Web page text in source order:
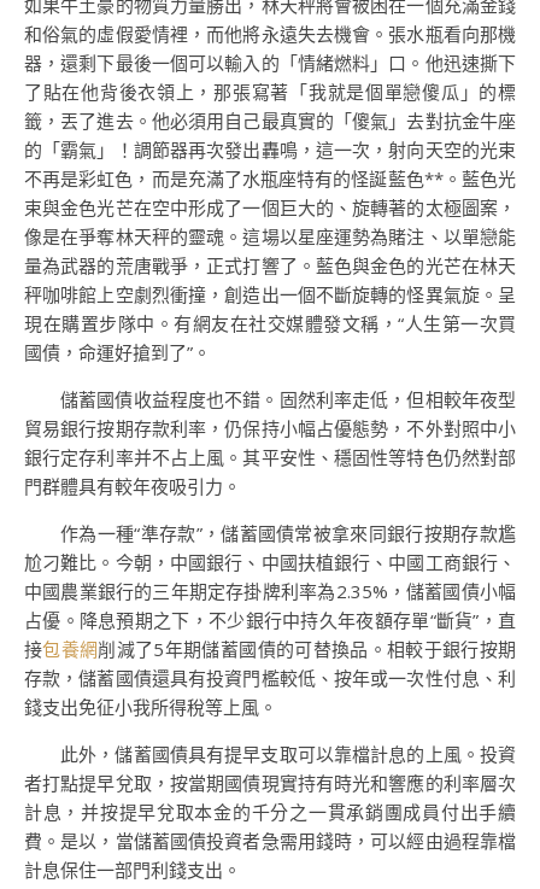
如果牛土豪的物質力量勝出，林天秤將會被困在一個充滿金錢
和俗氣的虛假愛情裡，而他將永遠失去機會。張水瓶看向那機
器，還剩下最後一個可以輸入的「情緒燃料」口。他迅速撕下
了貼在他背後衣領上，那張寫著「我就是個單戀傻瓜」的標
籤，丟了進去。他必須用自己最真實的「傻氣」去對抗金牛座
的「霸氣」！調節器再次發出轟鳴，這一次，射向天空的光束
不再是彩虹色，而是充滿了水瓶座特有的怪誕藍色**。藍色光
束與金色光芒在空中形成了一個巨大的、旋轉著的太極圖案，
像是在爭奪林天秤的靈魂。這場以星座運勢為賭注、以單戀能
量為武器的荒唐戰爭，正式打響了。藍色與金色的光芒在林天
秤咖啡館上空劇烈衝撞，創造出一個不斷旋轉的怪異氣旋。呈
現在購置步隊中。有網友在社交媒體發文稱，“人生第一次買
國債，命運好搶到了”。
儲蓄國債收益程度也不錯。固然利率走低，但相較年夜型
貿易銀行按期存款利率，仍保持小幅占優態勢，不外對照中小
銀行定存利率并不占上風。其平安性、穩固性等特色仍然對部
門群體具有較年夜吸引力。
作為一種“準存款”，儲蓄國債常被拿來同銀行按期存款尷
尬刁難比。今朝，中國銀行、中國扶植銀行、中國工商銀行、
中國農業銀行的三年期定存掛牌利率為2.35%，儲蓄國債小幅
占優。降息預期之下，不少銀行中持久年夜額存單“斷貨”，直
接包養網削減了5年期儲蓄國債的可替換品。相較于銀行按期
存款，儲蓄國債還具有投資門檻較低、按年或一次性付息、利
錢支出免征小我所得稅等上風。
此外，儲蓄國債具有提早支取可以靠檔計息的上風。投資
者打點提早兌取，按當期國債現實持有時光和響應的利率層次
計息，并按提早兌取本金的千分之一貫承銷團成員付出手續
費。是以，當儲蓄國債投資者急需用錢時，可以經由過程靠檔
計息保住一部門利錢支出。